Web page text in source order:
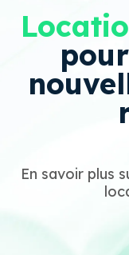
En savoir plus